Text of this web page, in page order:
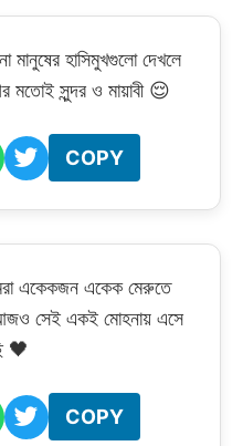
হাসিমুখগুলো দেখলে
সুন্দর ও মায়াবী 😌
COPY
একেকজন একেক মেরুতে
সেই একই মোহনায় এসে
🖤
COPY